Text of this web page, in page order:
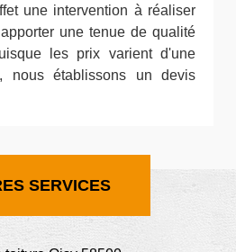
une intervention à réaliser
une tenue de qualité
les prix varient d'une
nous établissons un devis
SERVICES